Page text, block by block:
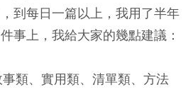
到每日一篇以上，我用了半年
事上，我給大家的幾點建議：
類、實用類、清單類、方法